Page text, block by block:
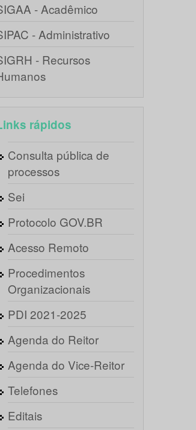
- Acadêmico
- Administrativo
- Recursos
rápidos
Consulta pública de
processos
Sei
Protocolo GOV.BR
Acesso Remoto
Procedimentos
Organizacionais
PDI 2021-2025
Agenda do Reitor
Agenda do Vice-Reitor
Telefones
Editais